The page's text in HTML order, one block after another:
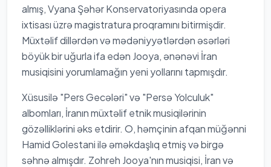
almış, Vyana Şəhər Konservatoriyasında opera
ixtisası üzrə magistratura proqramını bitirmişdir.
Müxtəlif dillərdən və mədəniyyətlərdən əsərləri
böyük bir uğurla ifa edən Jooya, ənənəvi İran
musiqisini yorumlamağın yeni yollarını tapmışdır.
Xüsusilə "Pers Gecələri" və "Persə Yolculuk"
albomları, İranın müxtəlif etnik musiqilərinin
gözəlliklərini əks etdirir. O, həmçinin afqan müğənni
Hamid Golestani ilə əməkdaşlıq etmiş və birgə
səhnə almışdır. Zohreh Jooya'nın musiqisi, İran və